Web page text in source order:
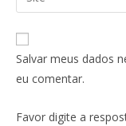
Salvar meus dados
eu comentar.
Favor digite a